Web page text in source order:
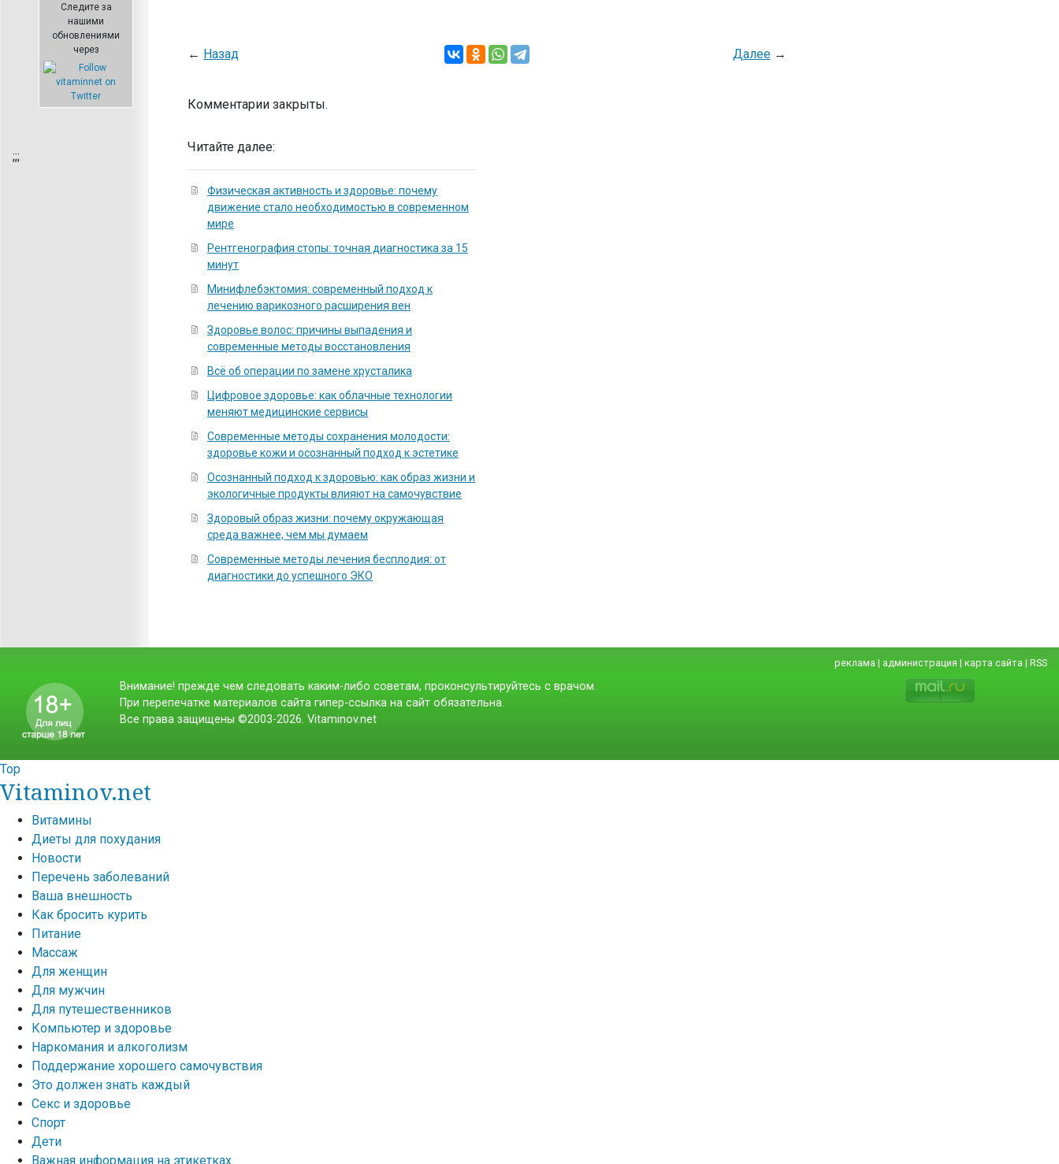
Следите за
нашими
обновлениями
через
;;;
← Назад Далее→
Комментарии закрыты.
Читайте далее:
Физическая активность и здоровье: почему
движение стало необходимостью в современном
мире
Рентгенография стопы: точная диагностика за 15
минут
Минифлебэктомия: современный подход к
лечению варикозного расширения вен
Здоровье волос: причины выпадения и
современные методы восстановления
Всё об операции по замене хрусталика
Цифровое здоровье: как облачные технологии
меняют медицинские сервисы
Современные методы сохранения молодости:
здоровье кожи и осознанный подход к эстетике
Осознанный подход к здоровью: как образ жизни и
экологичные продукты влияют на самочувствие
Здоровый образ жизни: почему окружающая
среда важнее, чем мы думаем
Современные методы лечения бесплодия: от
диагностики до успешного ЭКО
реклама | администрация | карта сайта | RSS
Внимание! прежде чем следовать каким-либо советам, проконсультируйтесь с врачом.
При перепечатке материалов сайта гипер-ссылка на сайт обязательна.
Все права защищены ©2003-2026. Vitaminov.net
Top
Vitaminov.net
Витамины
Диеты для похудания
Новости
Перечень заболеваний
Ваша внешность
Как бросить курить
Питание
Массаж
Для женщин
Для мужчин
Для путешественников
Компьютер и здоровье
Наркомания и алкоголизм
Поддержание хорошего самочувствия
Это должен знать каждый
Секс и здоровье
Спорт
Дети
Важная информация на этикетках